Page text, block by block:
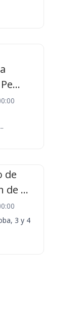
de
de ...
3 y 4